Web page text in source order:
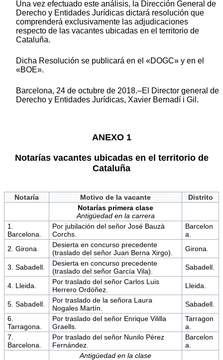
Una vez efectuado este análisis, la Dirección General de
Derecho y Entidades Jurídicas dictará resolución que
comprenderá exclusivamente las adjudicaciones
respecto de las vacantes ubicadas en el territorio de
Cataluña.
Dicha Resolución se publicará en el «DOGC» y en el
«BOE».
Barcelona, 24 de octubre de 2018.–El Director general de
Derecho y Entidades Jurídicas, Xavier Bernadí i Gil.
ANEXO 1
Notarías vacantes ubicadas en el territorio de
Cataluña
Notaría Motivo de la vacante
Distrito
Notarías primera clase
Antigüedad en la carrera
1.
Barcelona.
Por jubilación del señor José Bauzà
Corchs.
Barcelon
a.
2. Girona.
Desierta en concurso precedente
(traslado del señor Juan Berna Xirgo).
Girona.
3. Sabadell.
Desierta en concurso precedente
(traslado del señor García Vila).
Sabadell.
4. Lleida.
Por traslado del señor Carlos Luis
Herrero Ordóñez.
Lleida.
5. Sabadell.
Por traslado de la señora Laura
Nogales Martín.
Sabadell.
6.
Tarragona.
Por traslado del señor Enrique Vililla
Graells.
Tarragon
a.
7.
Barcelona.
Por traslado del señor Nunilo Pérez
Fernández.
Barcelon
a.
Antigüedad en la clase